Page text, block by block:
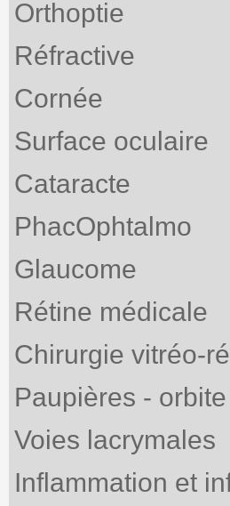
Orthoptie
Réfractive
Cornée
Surface oculaire
Cataracte
PhacOphtalmo
Glaucome
Rétine médicale
Chirurgie vitréo-
Paupières - orbite
Voies lacrymales
Inflammation et